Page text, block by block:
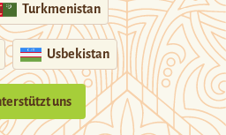
Turkmenistan
Usbekistan
uns